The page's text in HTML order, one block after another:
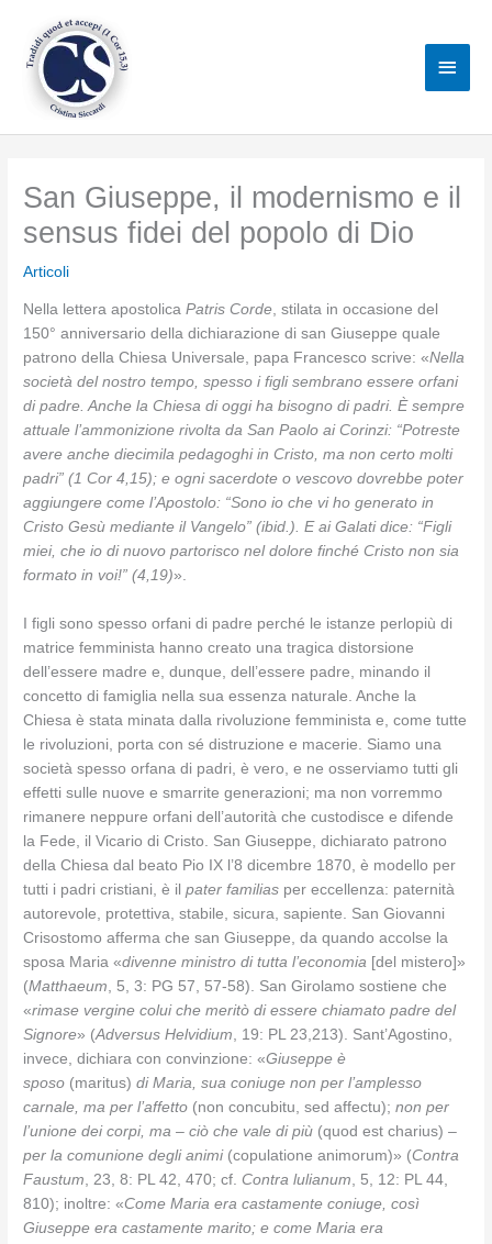
contenuto
San Giuseppe, il modernismo e il
sensus fidei del popolo di Dio
Articoli
Nella lettera apostolicaPatris Corde, stilata in occasione del
150° anniversario della dichiarazione di san Giuseppe quale
patrono della Chiesa Universale, papa Francesco scrive: «Nella
società del nostro tempo, spesso i figli sembrano essere orfani
di padre. Anche la Chiesa di oggi ha bisogno di padri. È sempre
attuale l’ammonizione rivolta da San Paolo ai Corinzi: “Potreste
avere anche diecimila pedagoghi in Cristo, ma non certo molti
padri” (1 Cor 4,15); e ogni sacerdote o vescovo dovrebbe poter
aggiungere come l’Apostolo: “Sono io che vi ho generato in
Cristo Gesù mediante il Vangelo” (ibid.). E ai Galati dice: “Figli
miei, che io di nuovo partorisco nel dolore finché Cristo non sia
formato in voi!” (4,19)».
I figli sono spesso orfani di padre perché le istanze perlopiù di
matrice femminista hanno creato una tragica distorsione
dell’essere madre e, dunque, dell’essere padre, minando il
concetto di famiglia nella sua essenza naturale. Anche la
Chiesa è stata minata dalla rivoluzione femminista e, come tutte
le rivoluzioni, porta con sé distruzione e macerie. Siamo una
società spesso orfana di padri, è vero, e ne osserviamo tutti gli
effetti sulle nuove e smarrite generazioni; ma non vorremmo
rimanere neppure orfani dell’autorità che custodisce e difende
la Fede, il Vicario di Cristo. San Giuseppe, dichiarato patrono
della Chiesa dal beato Pio IX l’8 dicembre 1870, è modello per
tutti i padri cristiani, è ilpater familias per eccellenza: paternità
autorevole, protettiva, stabile, sicura, sapiente. San Giovanni
Crisostomo afferma che san Giuseppe, da quando accolse la
sposa Maria «divenne ministro di tutta l’economia [del mistero]»
(Matthaeum , 5, 3: PG 57, 57-58). San Girolamo sostiene che
«rimase vergine colui che meritò di essere chiamato padre del
Signore» (Adversus Helvidium , 19: PL 23,213). Sant’Agostino,
invece, dichiara con convinzione: «Giuseppe è
sposo (maritus)di Maria, sua coniuge non per l’amplesso
carnale, ma per l’affetto (non concubitu, sed affectu);non per
l’unione dei corpi, ma – ciò che vale di più (quod est charius) –
per la comunione degli animi(copulatione animorum)» (Contra
Faustum , 23, 8: PL 42, 470; cf. Contra lulianum , 5, 12: PL 44,
810); inoltre: «Come Maria era castamente coniuge, così
Giuseppe era castamente marito; e come Maria era